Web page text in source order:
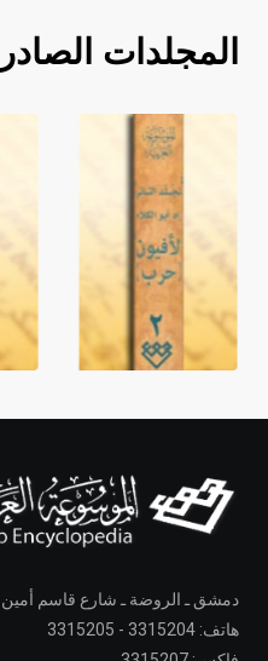
المجلدات
دمشق ـ الروضة ـ شارع قاسم أمين ـ
هاتف: 3315204 - 3315205